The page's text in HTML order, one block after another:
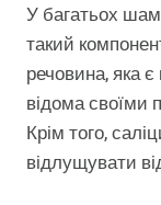
У багатьох
такий
речовина, яка
відома своїми
Крім того,
відлущувати